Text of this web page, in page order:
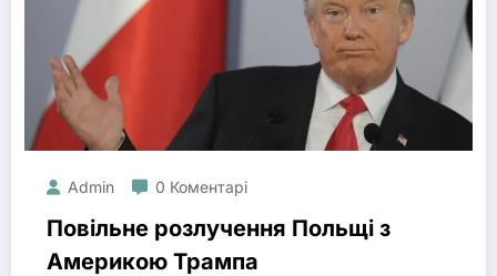
Admin 0 Коментарі
Повільне розлучення Польщі з
Америкою Трампа